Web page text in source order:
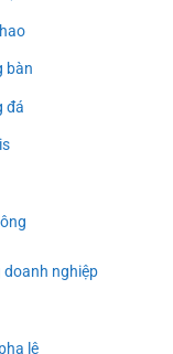
bàn
đá
doanh nghiệp
lê